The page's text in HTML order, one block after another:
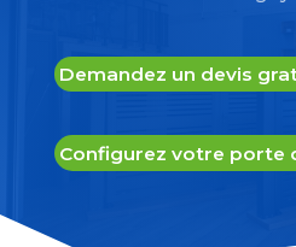
Demandez un devis
Configurez votre porte